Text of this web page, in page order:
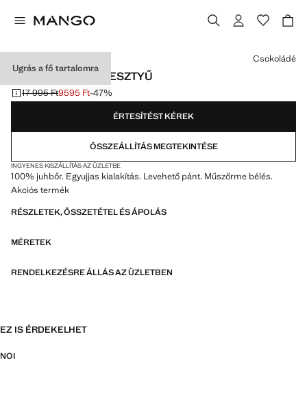
Ugrás a fő tartalomra
BŐR EGYUJJAS KESZTYŰ
Kezdeti ár áthúzva [17 995 Ft ]
17 995 Ft
Jelenlegi ár [9595 Ft ]
9595 Ft-47%
Válassz egy színt
Csokoládé
ÉRTESÍTÉST KÉREK
ÖSSZEÁLLÍTÁS MEGTEKINTÉSE
INGYENES KISZÁLLÍTÁS AZ ÜZLETBE
100% juhbőr. Egyujjas kialakítás. Levehető pánt. Műszőrme bélés.
Akciós termék
RÉSZLETEK, ÖSSZETÉTEL ÉS ÁPOLÁS
MÉRETEK
RENDELKEZÉSRE ÁLLÁS AZ ÜZLETBEN
EZ IS ÉRDEKELHET
NOI